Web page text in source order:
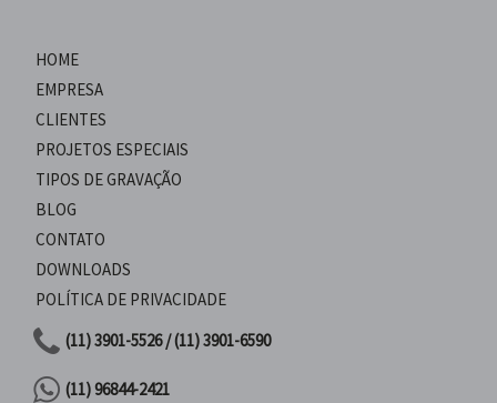
HOME
EMPRESA
CLIENTES
PROJETOS ESPECIAIS
TIPOS DE GRAVAÇÃO
BLOG
CONTATO
DOWNLOADS
POLÍTICA DE PRIVACIDADE
(11) 3901-5526 / (11) 3901-6590
(11) 96844-2421